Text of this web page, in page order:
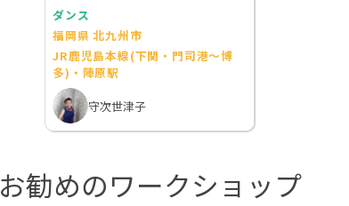
ダンス
福岡県 北九州市
JR鹿児島本線(下関・門司港～博
多)・陣原駅
守次世津子
お勧めのワークショップ